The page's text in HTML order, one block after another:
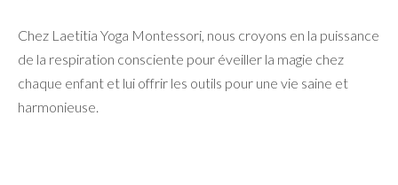
Chez Laetitia Yoga Montessori, nous croyons en la puissance
de la respiration consciente pour éveiller la magie chez
chaque enfant et lui offrir les outils pour une vie saine et
harmonieuse.